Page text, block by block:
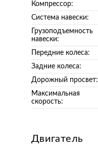
Компрессор:
Система навески:
Грузоподъемность
навески:
Передние колеса:
Задние колеса:
Дорожный просвет:
Максимальная
скорость:
Двигатель